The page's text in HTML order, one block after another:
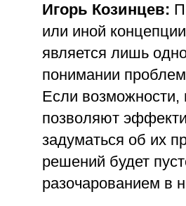
Игорь Козинцев:
или иной
является лишь
понимании
Если
позволяют
задуматься об их
решений будет
разочарованием в